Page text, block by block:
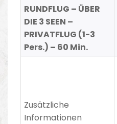
RUNDFLUG – ÜBER
DIE 3 SEEN –
PRIVATFLUG (1-3
Pers.) – 60 Min.
Zusätzliche
Informationen